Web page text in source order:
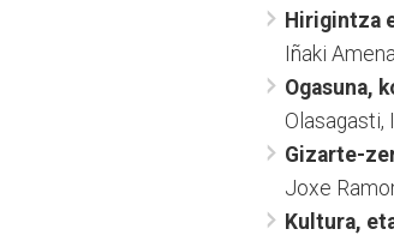
Hirigintza
Iñaki
Ogasuna,
Olasagasti,
Gizarte-
Joxe
Kultura,